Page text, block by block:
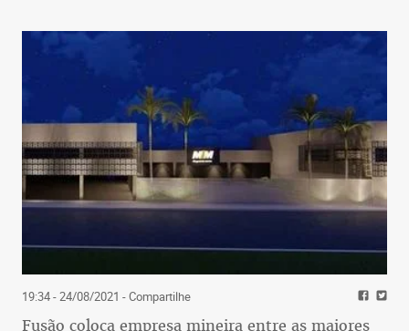
19:34 - 24/08/2021 - Compartilhe
Fusão coloca empresa mineira entre as maiores